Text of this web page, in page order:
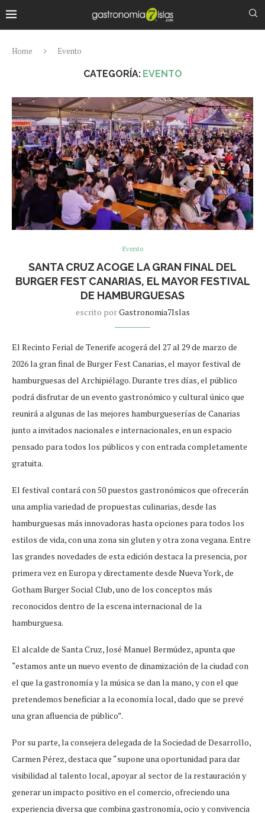
Home Evento
CATEGORÍA: EVENTO
Evento
SANTA CRUZ ACOGE LA GRAN FINAL DEL
BURGER FEST CANARIAS, EL MAYOR FESTIVAL
DE HAMBURGUESAS
escrito porGastronomia7Islas
El Recinto Ferial de Tenerife acogerá del 27 al 29 de marzo de
2026 la gran final de Burger Fest Canarias, el mayor festival de
hamburguesas del Archipiélago. Durante tres días, el público
podrá disfrutar de un evento gastronómico y cultural único que
reunirá a algunas de las mejores hamburgueserías de Canarias
junto a invitados nacionales e internacionales, en un espacio
pensado para todos los públicos y con entrada completamente
gratuita.
El festival contará con 50 puestos gastronómicos que ofrecerán
una amplia variedad de propuestas culinarias, desde las
hamburguesas más innovadoras hasta opciones para todos los
estilos de vida, con una zona sin gluten y otra zona vegana. Entre
las grandes novedades de esta edición destaca la presencia, por
primera vez en Europa y directamente desde Nueva York, de
Gotham Burger Social Club, uno de los conceptos más
reconocidos dentro de la escena internacional de la
hamburguesa.
El alcalde de Santa Cruz, José Manuel Bermúdez, apunta que
“estamos ante un nuevo evento de dinamización de la ciudad con
el que la gastronomía y la música se dan la mano, y con el que
pretendemos beneficiar a la economía local, dado que se prevé
una gran afluencia de público”.
Por su parte, la consejera delegada de la Sociedad de Desarrollo,
Carmen Pérez, destaca que “supone una oportunidad para dar
visibilidad al talento local, apoyar al sector de la restauración y
generar un impacto positivo en el comercio, ofreciendo una
experiencia diversa que combina gastronomía, ocio y convivencia